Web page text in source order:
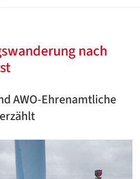
nach
AWO-Ehrenamtliche